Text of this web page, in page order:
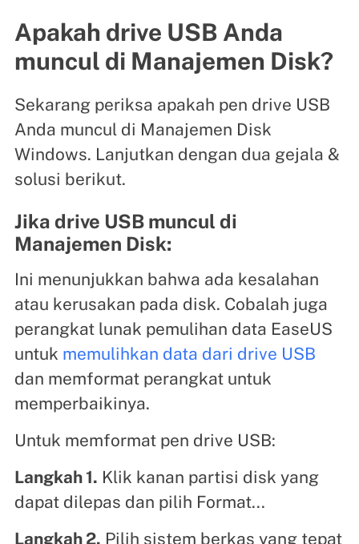
Apakah drive USB Anda
muncul di Manajemen Disk?
Sekarang periksa apakah pen drive USB
Anda muncul di Manajemen Disk
Windows. Lanjutkan dengan dua gejala &
solusi berikut.
Jika drive USB muncul di
Manajemen Disk:
Ini menunjukkan bahwa ada kesalahan
atau kerusakan pada disk. Cobalah juga
perangkat lunak pemulihan data EaseUS
untuk memulihkan data dari drive USB
dan memformat perangkat untuk
memperbaikinya.
Untuk memformat pen drive USB:
Langkah 1. Klik kanan partisi disk yang
dapat dilepas dan pilih Format...
Langkah 2. Pilih sistem berkas yang tepat